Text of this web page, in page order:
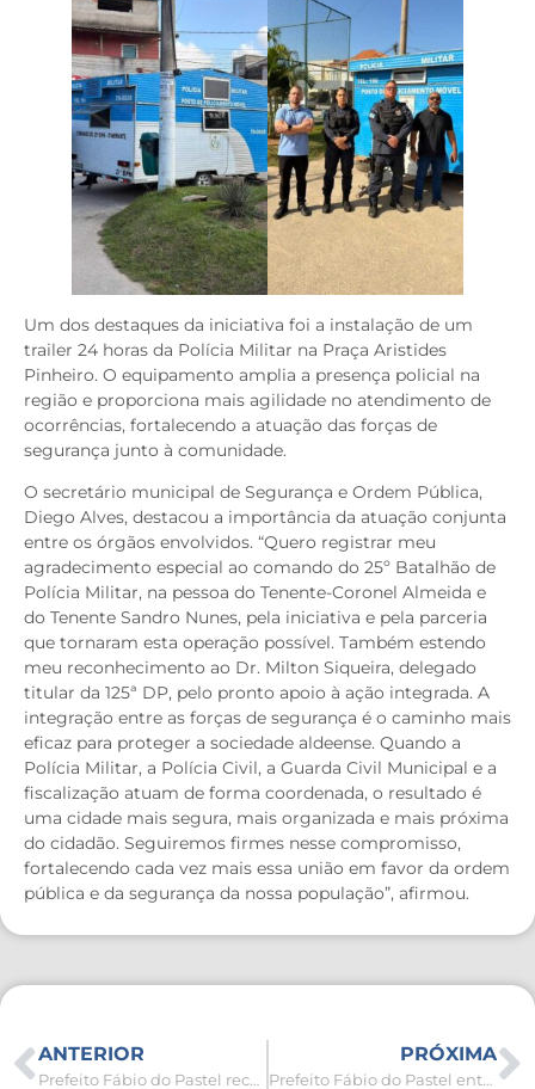
Um dos destaques da iniciativa foi a instalação de um
trailer 24 horas da Polícia Militar na Praça Aristides
Pinheiro. O equipamento amplia a presença policial na
região e proporciona mais agilidade no atendimento de
ocorrências, fortalecendo a atuação das forças de
segurança junto à comunidade.
O secretário municipal de Segurança e Ordem Pública,
Diego Alves, destacou a importância da atuação conjunta
entre os órgãos envolvidos. “Quero registrar meu
agradecimento especial ao comando do 25º Batalhão de
Polícia Militar, na pessoa do Tenente-Coronel Almeida e
do Tenente Sandro Nunes, pela iniciativa e pela parceria
que tornaram esta operação possível. Também estendo
meu reconhecimento ao Dr. Milton Siqueira, delegado
titular da 125ª DP, pelo pronto apoio à ação integrada. A
integração entre as forças de segurança é o caminho mais
eficaz para proteger a sociedade aldeense. Quando a
Polícia Militar, a Polícia Civil, a Guarda Civil Municipal e a
fiscalização atuam de forma coordenada, o resultado é
uma cidade mais segura, mais organizada e mais próxima
do cidadão. Seguiremos firmes nesse compromisso,
fortalecendo cada vez mais essa união em favor da ordem
pública e da segurança da nossa população”, afirmou.
ANTERIOR
Prefeito Fábio do Pastel recebe ministro da Pesca e Aquicultura em primeira visita oficial à Região dos Lagos
PRÓXIMA
Prefeito Fábio do Pastel entrega revitalização do CRAS do Porto da Aldeia